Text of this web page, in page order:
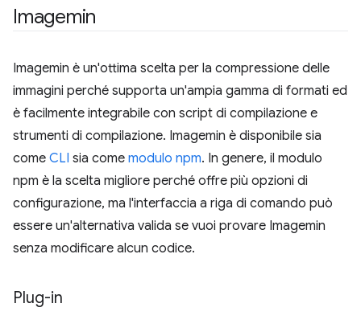
Imagemin
Imagemin è un'ottima scelta per la compressione delle
immagini perché supporta un'ampia gamma di formati ed
è facilmente integrabile con script di compilazione e
strumenti di compilazione. Imagemin è disponibile sia
come CLI sia come modulo npm. In genere, il modulo
npm è la scelta migliore perché offre più opzioni di
configurazione, ma l'interfaccia a riga di comando può
essere un'alternativa valida se vuoi provare Imagemin
senza modificare alcun codice.
Plug-in